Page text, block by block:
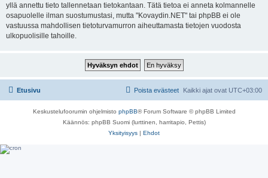
yllä annettu tieto tallennetaan tietokantaan. Tätä tietoa ei anneta kolmannelle
osapuolelle ilman suostumustasi, mutta "Kovaydin.NET" tai phpBB ei ole
vastuussa mahdollisen tietoturvamurron aiheuttamasta tietojen vuodosta
ulkopuolisille tahoille.
Etusivu Kaikki ajat ovat UTC+03:00
Poista evästeet
Keskustelufoorumin ohjelmisto phpBB® Forum Software © phpBB Limited
Käännös: phpBB Suomi (lurttinen, harritapio, Pettis)
Yksityisyys | Ehdot